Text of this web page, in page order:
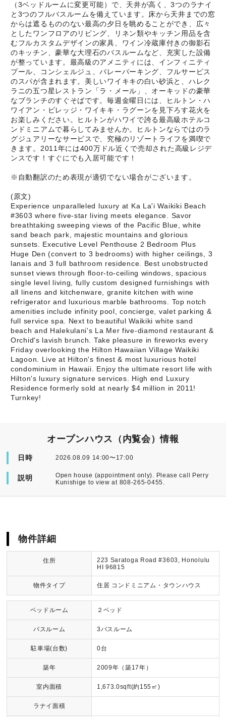
（3ベッドルームに変更可能）で、天井が高く、3つのラナイ
と3つのフルバスルームを備えています。床から天井までの窓
からは遮るもののない最高の夕日を眺めることができ、広々
としたワンフロアのリビング、リネン類やキッチン用品を含
むフルカスタムデザインの家具、ワイン冷蔵庫付きの御影石
のキッチン、豪華な大理石のバスルームなど、充実した設備
が整っています。最高級のアメニティには、インフィニティ
プール、コンシェルジュ、バレーパーキング、フルサービス
のスパが含まれます。美しいワイキキの白い砂浜と、ハレク
ラニの五つ星レストラン「ラ・メール」、オーキッドの豪華
なブランチのすぐそばです。毎週金曜日には、ヒルトン・ハ
ワイアン・ビレッジ・ワイキキ・ラグーンを見下ろす花火を
お楽しみください。ヒルトンがハワイで誇る最高級ホテルコ
ンドミニアムで暮らしてみませんか。ヒルトンならではのラ
グジュアリーなサービスで、究極のリゾートライフを満喫で
きます。2011年には400万ドル近くで売却された高級レジデ
ンスです！すぐにでも入居可能です！
※自動翻訳のため表現が適切でない場合がございます。
(原文)
Experience unparalleled luxury at Ka La'i Waikiki Beach
#3603 where five-star living meets elegance. Savor
breathtaking sweeping views of the Pacific Blue, white
sand beach park, majestic mountains and glorious
sunsets. Executive Level Penthouse 2 Bedroom Plus
Huge Den (convert to 3 bedrooms) with higher ceilings, 3
lanais and 3 full bathroom residence. Best unobstructed
sunset views through floor-to-ceiling windows, spacious
single level living, fully custom designed furnishings with
all linens and kitchenware, granite kitchen with wine
refrigerator and luxurious marble bathrooms. Top notch
amenities include infinity pool, concierge, valet parking &
full service spa. Next to beautiful Waikiki white sand
beach and Halekulani's La Mer five-diamond restaurant &
Orchid's lavish brunch. Take pleasure in fireworks every
Friday overlooking the Hilton Hawaiian Village Waikiki
Lagoon. Live at Hilton's finest & most luxurious hotel
condominium in Hawaii. Enjoy the ultimate resort life with
Hilton's luxury signature services. High end Luxury
Residence formerly sold at nearly $4 million in 2011!
Turnkey!
オープンハウス（内覧会）情報
日時 2026.08.09 14:00〜17:00
説明
Open house (appointment only). Please call Perry
Kunishige to view at 808-265-0455.
物件詳細
住所
223 Saratoga Road #3603, Honolulu
HI 96815
物件タイプ 住居 コンドミニアム・タウンハウス
ベッドルーム ２ベッド
バスルーム 3バスルーム
駐車場(台数) 0台
築年 2009年（築17年）
室内面積 1,673.0sqft(約155㎡)
ラナイ面積